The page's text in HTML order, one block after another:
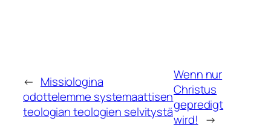
← Missiologina
odottelemme systemaattisen
teologian teologien selvitystä
Wenn nur
Christus
gepredigt
wird! →